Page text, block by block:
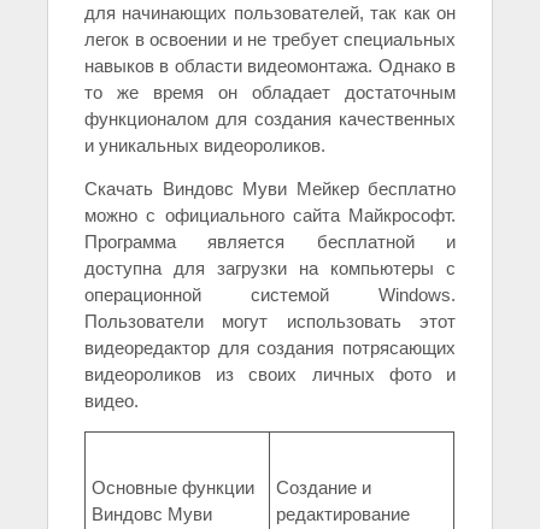
для начинающих пользователей, так как он
легок в освоении и не требует специальных
навыков в области видеомонтажа. Однако в
то же время он обладает достаточным
функционалом для создания качественных
и уникальных видеороликов.
Скачать Виндовс Муви Мейкер бесплатно
можно с официального сайта Майкрософт.
Программа является бесплатной и
доступна для загрузки на компьютеры с
операционной системой Windows.
Пользователи могут использовать этот
видеоредактор для создания потрясающих
видеороликов из своих личных фото и
видео.
Основные функции
Виндовс Муви
Создание и
редактирование